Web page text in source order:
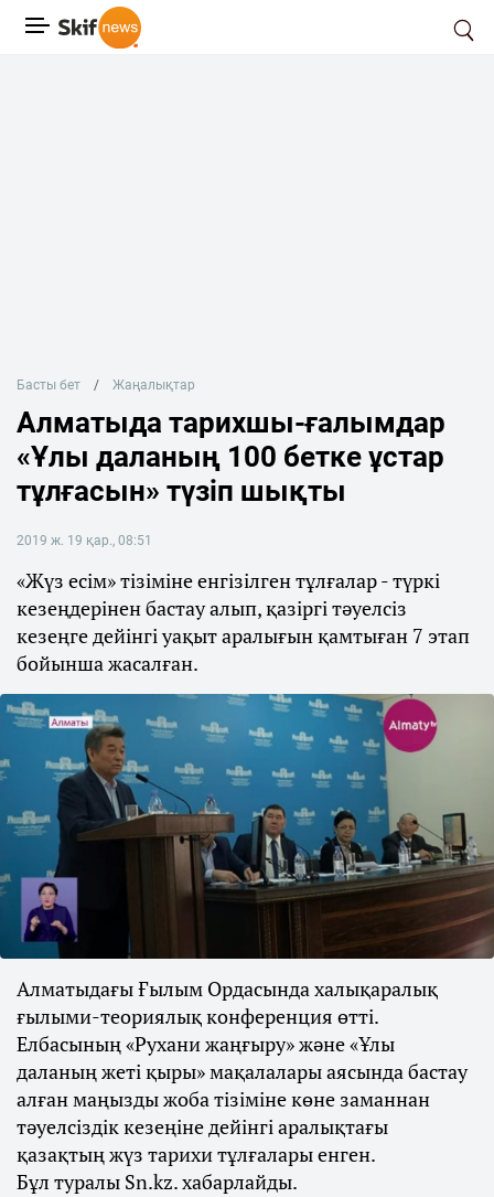
Басты бет Жаңалықтар
Алматыда тарихшы-ғалымдар
«Ұлы даланың 100 бетке ұстар
тұлғасын» түзіп шықты
2019 ж. 19 қар., 08:51
«Жүз есім» тізіміне енгізілген тұлғалар - түркі
кезеңдерінен бастау алып, қазіргі тәуелсіз
кезеңге дейінгі уақыт аралығын қамтыған 7 этап
бойынша жасалған.
Алматыдағы Ғылым Ордасында халықаралық
ғылыми-теориялық конференция өтті.
Елбасының «Рухани жаңғыру» және «Ұлы
даланың жеті қыры» мақалалары аясында бастау
алған маңызды жоба тізіміне көне заманнан
тәуелсіздік кезеңіне дейінгі аралықтағы
қазақтың жүз тарихи тұлғалары енген.
Бұл туралы Sn.kz. хабарлайды.